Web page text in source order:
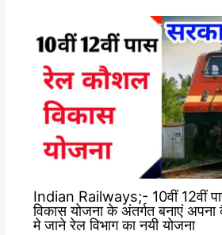
Indian Railways;- 10वीं 12वीं
विकास योजना के अंतर्गत बनाएं
मे जाने रेल विभाग का नयी योजना